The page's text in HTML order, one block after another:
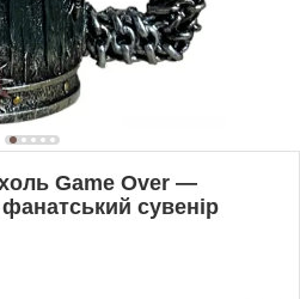
Game Over —
сувенір